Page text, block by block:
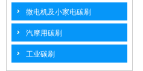
微电机及小家电碳刷
汽摩用碳刷
工业碳刷